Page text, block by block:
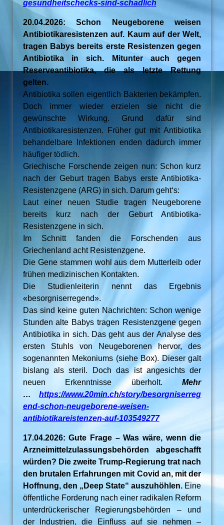
gesundheitschecks-sind-schadlich
20.04.2026: Schon Neugeborene weisen
Antibiotikaresistenzen auf. Kaum auf der Welt,
tragen Babys bereits erste Resistenzen gegen
Antibiotika in sich. Mitunter auch gegen
Reserveantibiotika, die als letzte Rettung
gelten.
Antibiotika sollen eigentlich Bakterien bekämpfen.
Doch immer wieder erzielen sie nicht die
gewünschte Wirkung. Grund dafür sind
Antibiotikaresistenzen. Früher gut mit Antibiotika
behandelbare Infektionen enden dadurch immer
häufiger tödlich.
Griechische Forschende zeigen nun: Schon kurz
nach der Geburt tragen Babys erste Antibiotika-
Resistenzgene (ARG) in sich. Darum geht‘s:
Laut einer neuen Studie tragen Neugeborene
bereits kurz nach der Geburt Antibiotika-
Resistenzgene in sich.
Im Schnitt fanden die Forschenden aus
Griechenland acht Resistenzgene.
Die Gene stammen wohl aus dem Mutterleib oder
frühen medizinischen Kontakten.
Die Studienleiterin nennt das Ergebnis
«besorgniserregend».
Das sind keine guten Nachrichten: Schon wenige
Stunden alte Babys tragen Resistenzgene gegen
Antibiotika in sich. Das geht aus der Analyse des
ersten Stuhls von Neugeborenen hervor, des
sogenannten Mekoniums (siehe Box). Dieser galt
bislang als steril. Doch das ist angesichts der
neuen Erkenntnisse überholt.Mehr
…https://www.20min.ch/story/besorgniserreg
end-schon-neugeborene-weisen-
antibiotikareistenzen-auf-103549277
17.04.2026: Gute Frage – Was wäre, wenn die
Arzneimittelzulassungsbehörden abgeschafft
würden? Die zweite Trump-Regierung trat nach
den brutalen Erfahrungen mit Covid an, mit der
Hoffnung, den „Deep State“ auszuhöhlen. Eine
öffentliche Forderung nach einer radikalen Reform
unterdrückerischer Regierungsbehörden – und
der Industrien, die Einfluss auf sie nehmen –